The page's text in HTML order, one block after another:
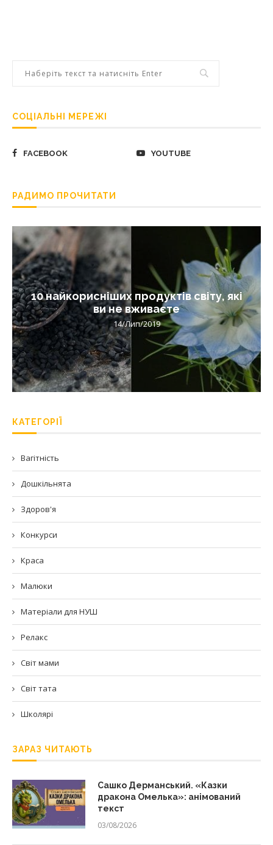
СОЦІАЛЬНІ МЕРЕЖІ
FACEBOOK YOUTUBE
РАДИМО ПРОЧИТАТИ
10 найкорисніших продуктів світу, які
ви не вживаєте
14/Лип/2019
КАТЕГОРІЇ
Вагітність
Дошкільнята
Здоров'я
Конкурси
Краса
Малюки
Матеріали для НУШ
Релакс
Світ мами
Світ тата
Школярі
ЗАРАЗ ЧИТАЮТЬ
Сашко Дерманський. «Казки
дракона Омелька»: анімований
текст
03/08/2026